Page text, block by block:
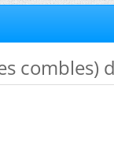
combles)